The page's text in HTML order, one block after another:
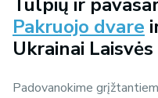
Pakruojo dvare
Ukrainai Laisvės
Padovanokime